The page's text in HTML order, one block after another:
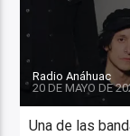
Radio Anáhuac
20 DE MAYO DE
Una de las